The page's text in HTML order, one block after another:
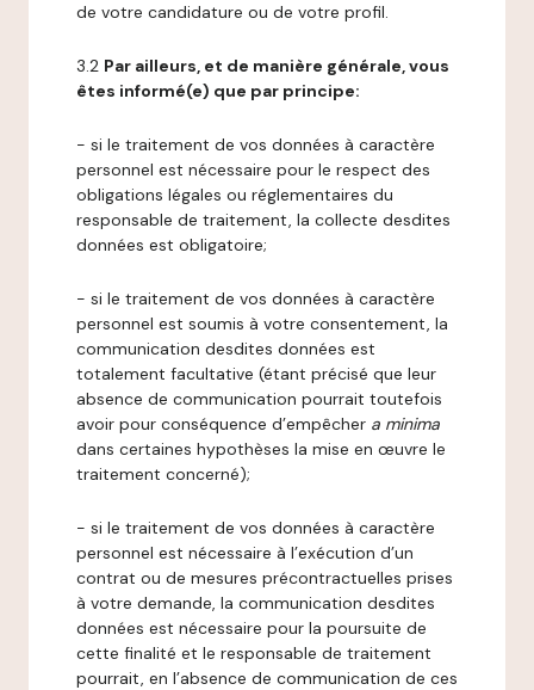
de votre candidature ou de votre profil.
3.2 Par ailleurs, et de manière générale, vous
êtes informé(e) que par principe:
- si le traitement de vos données à caractère
personnel est nécessaire pour le respect des
obligations légales ou réglementaires du
responsable de traitement, la collecte desdites
données est obligatoire;
- si le traitement de vos données à caractère
personnel est soumis à votre consentement, la
communication desdites données est
totalement facultative (étant précisé que leur
absence de communication pourrait toutefois
avoir pour conséquence d’empêcher a minima
dans certaines hypothèses la mise en œuvre le
traitement concerné);
- si le traitement de vos données à caractère
personnel est nécessaire à l’exécution d’un
contrat ou de mesures précontractuelles prises
à votre demande, la communication desdites
données est nécessaire pour la poursuite de
cette finalité et le responsable de traitement
pourrait, en l’absence de communication de ces